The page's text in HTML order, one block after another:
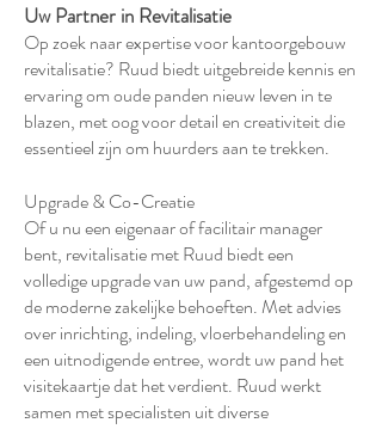
Uw Partner in Revitalisatie
Op zoek naar expertise voor kantoorgebouw
revitalisatie? Ruud biedt uitgebreide kennis en
ervaring om oude panden nieuw leven in te
blazen, met oog voor detail en creativiteit die
essentieel zijn om huurders aan te trekken.
Upgrade & Co-Creatie
Of u nu een eigenaar of facilitair manager
bent, revitalisatie met Ruud biedt een
volledige upgrade van uw pand, afgestemd op
de moderne zakelijke behoeften. Met advies
over inrichting, indeling, vloerbehandeling en
een uitnodigende entree, wordt uw pand het
visitekaartje dat het verdient. Ruud werkt
samen met specialisten uit diverse